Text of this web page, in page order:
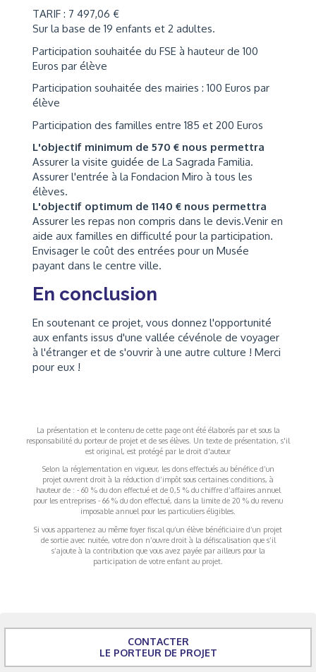
TARIF : 7 497,06 €
Sur la base de 19 enfants et 2 adultes.
Participation souhaitée du FSE à hauteur de 100
Euros par élève
Participation souhaitée des mairies : 100 Euros par
élève
Participation des familles entre 185 et 200 Euros
L'objectif minimum de 570 € nous permettra
Assurer la visite guidée de La Sagrada Familia.
Assurer l'entrée à la Fondacion Miro à tous les
élèves.
L'objectif optimum de 1140 € nous permettra
Assurer les repas non compris dans le devis.Venir en
aide aux familles en difficulté pour la participation.
Envisager le coût des entrées pour un Musée
payant dans le centre ville.
En conclusion
En soutenant ce projet, vous donnez l'opportunité
aux enfants issus d'une vallée cévénole de voyager
à l'étranger et de s'ouvrir à une autre culture ! Merci
pour eux !
La présentation et le contenu de cette page ont été élaborés par et sous la
responsabilité du porteur de projet et de ses élèves. Un texte de présentation, s'il
est original, est protégé par le droit d'auteur
Selon la réglementation en vigueur, les dons effectués au bénéfice d’un
projet ouvrent droit à la réduction d’impôt sous certaines conditions, à
hauteur de : - 60 % du don effectué et de 0,5 % du chiffre d’affaires annuel
pour les entreprises - 66 % du don effectué, dans la limite de 20 % du revenu
imposable annuel pour les particuliers éligibles.
Si vous appartenez au même foyer fiscal qu’un élève bénéficiaire d’un projet
de sortie avec nuitée, votre don n’ouvre droit à la défiscalisation que s’il
s’ajoute à la contribution que vous avez payée par ailleurs pour la
participation de votre enfant au projet.
CONTACTER
LE PORTEUR DE PROJET